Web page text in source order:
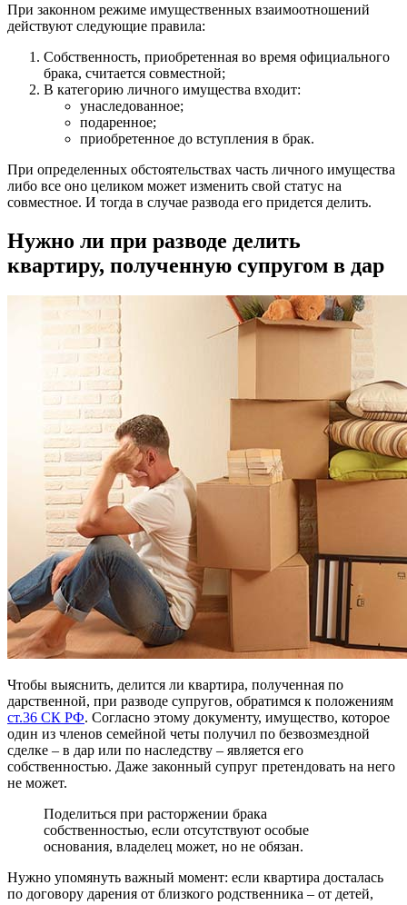
При законном режиме имущественных взаимоотношений
действуют следующие правила:
Собственность, приобретенная во время официального
брака, считается совместной;
В категорию личного имущества входит:
унаследованное;
подаренное;
приобретенное до вступления в брак.
При определенных обстоятельствах часть личного имущества
либо все оно целиком может изменить свой статус на
совместное. И тогда в случае развода его придется делить.
Нужно ли при разводе делить
квартиру, полученную супругом в дар
Чтобы выяснить, делится ли квартира, полученная по
дарственной, при разводе супругов, обратимся к положениям
ст.36 СК РФ. Согласно этому документу, имущество, которое
один из членов семейной четы получил по безвозмездной
сделке – в дар или по наследству – является его
собственностью. Даже законный супруг претендовать на него
не может.
Поделиться при расторжении брака
собственностью, если отсутствуют особые
основания, владелец может, но не обязан.
Нужно упомянуть важный момент: если квартира досталась
по договору дарения от близкого родственника – от детей,